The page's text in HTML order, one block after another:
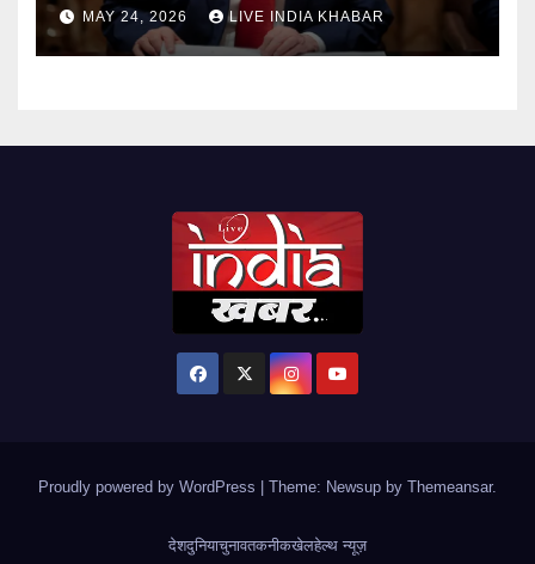
MAY 24, 2026 LIVE INDIA KHABAR
Proudly powered by WordPress Theme: Newsup by Themeansar.
देशदुनियाचुनावतकनीकखेलहेल्थ न्यूज़